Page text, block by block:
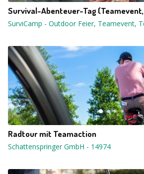
Survival-Abenteuer-Tag
SurviCamp - Outdoor Feier, Teamevent,
Radtour mit Teamaction
Schattenspringer GmbH - 14974